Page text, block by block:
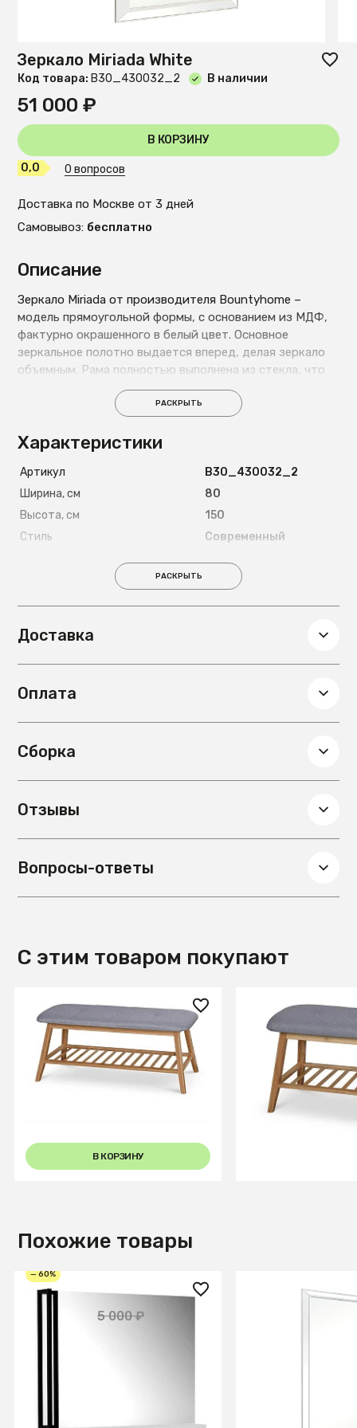
Описание
Зеркало Miriada от производителя Bountyhome –
модель прямоугольной формы, с основанием из МДФ,
фактурно окрашенного в белый цвет. Основное
зеркальное полотно выдается вперед, делая зеркало
объемным. Рама полностью выполнена из стекла, что
создает интересный визуальный эффект.
РАСКРЫТЬ
Характеристики
Артикул
B30_430032_2
Ширина, см
80
Высота, см
150
Стиль
Современный
Вес, кг
8
РАСКРЫТЬ
Доставка
Оплата
Сборка
Отзывы
Вопросы-ответы
Зеркало Miriada White
Код товара: B30_430032_2 В наличии
51 000 ₽
В КОРЗИНУ
0,0 0 вопросов
Доставка по Москве от 3 дней
Самовывоз: бесплатно
С этим товаром покупают
8 710 ₽
Полка для обуви Halmar ST-
15
В КОРЗИНУ
6 860 ₽
Полка для обуви
Похожие товары
— 60%
2 000 ₽
5 000 ₽